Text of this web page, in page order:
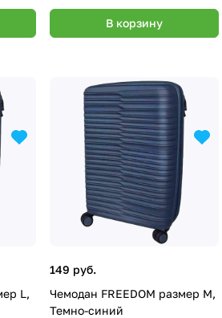
В корзину
L,
149 руб.
Чемодан FREEDOM размер M,
Темно-синий